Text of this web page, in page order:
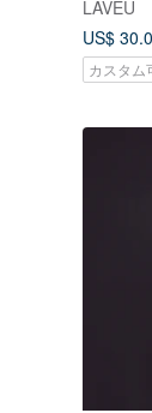
LAVEU
US$
カスタム